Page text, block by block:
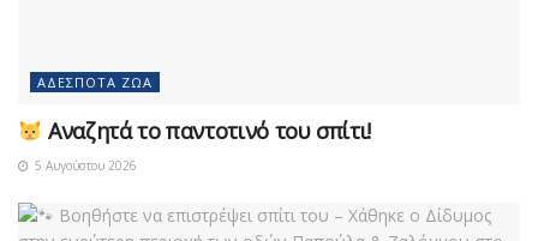
ΑΔΈΣΠΟΤΑ ΖΏΑ
Αναζητά το παντοτινό του σπίτι!
5 Αυγούστου 2026